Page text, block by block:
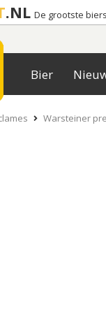
.NL De grootste
Bier
Warsteiner